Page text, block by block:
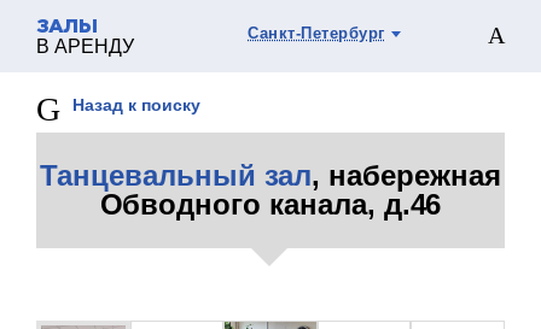
ЗАЛЫ
В АРЕНДУ
Санкт-Петербург
Назад к поиску
Танцевальный зал, набережная
Обводного канала, д.46